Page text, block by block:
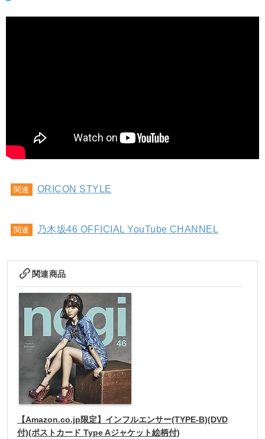
関連 ORICON STYLE
関連 乃木坂46 OFFICIAL YouTube CHANNEL
関連商品
【Amazon.co.jp限定】インフルエンサー(TYPE-B)(DVD
付)(ポストカード Type Aジャケット絵柄付)